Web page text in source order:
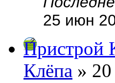
25 июн
Пристрой
Клёпа »